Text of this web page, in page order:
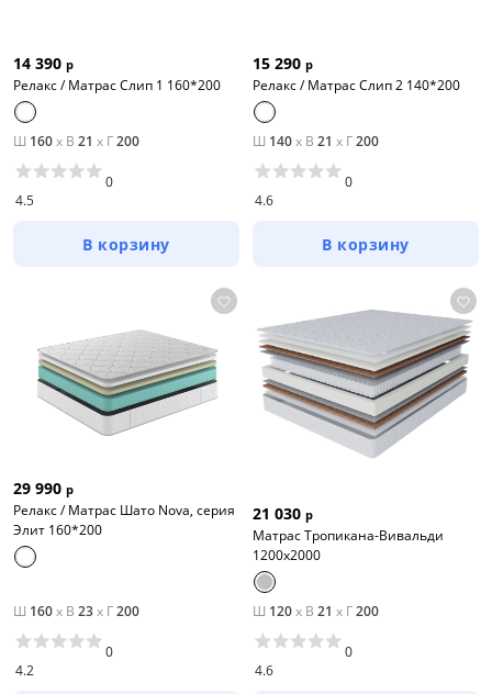
14 390 р
Релакс / Матрас Слип 1 160*200
Ш 160x В 21 x Г200
4.5
0
В корзину
15 290 р
Релакс / Матрас Слип 2 140*200
Ш 140x В 21 x Г200
4.6
0
В корзину
29 990 р
Релакс / Матрас Шато Nova, серия
Элит 160*200
Ш 160x В 23x Г200
4.2
0
21 030 р
Матрас Тропикана-Вивальди
1200х2000
Ш 120x В 21 x Г200
4.6
0